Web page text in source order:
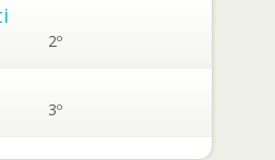
2º
3º